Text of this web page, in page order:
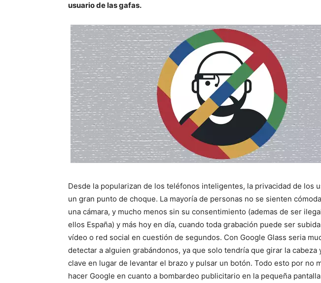
usuario de las gafas.
Desde la popularizan de los teléfonos inteligentes, la privacidad de los
un gran punto de choque. La mayoría de personas no se sienten
una cámara, y mucho menos sin su consentimiento (ademas de ser
ellos España) y más hoy en día, cuando toda grabación puede ser
vídeo o red social en cuestión de segundos. Con Google Glass seria
detectar a alguien grabándonos, ya que solo tendría que girar la cabeza
clave en lugar de levantar el brazo y pulsar un botón. Todo esto por no
hacer Google en cuanto a bombardeo publicitario en la pequeña